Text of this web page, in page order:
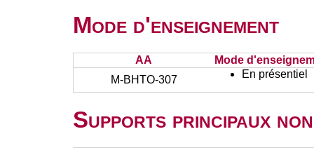
Mode d'enseignement
AA
Mode
M-BHTO-307
En présentiel
Supports principaux